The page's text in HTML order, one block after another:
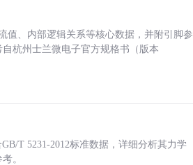
值、内部逻辑关系等核心数据，并附引脚参
杭州士兰微电子官方规格书（版本
T 5231-2012标准数据，详细分析其力学
。